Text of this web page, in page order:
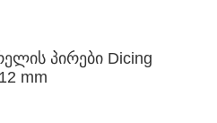
პირები Dicing
mm